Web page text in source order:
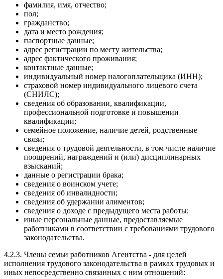
фамилия, имя, отчество;
пол;
гражданство;
дата и место рождения;
паспортные данные;
адрес регистрации по месту жительства;
адрес фактического проживания;
контактные данные;
индивидуальный номер налогоплательщика (ИНН);
страховой номер индивидуального лицевого счета
(СНИЛС);
сведения об образовании, квалификации,
профессиональной подготовке и повышении
квалификации;
семейное положение, наличие детей, родственные
связи;
сведения о трудовой деятельности, в том числе наличие
поощрений, награждений и (или) дисциплинарных
взысканий;
данные о регистрации брака;
сведения о воинском учете;
сведения об инвалидности;
сведения об удержании алиментов;
сведения о доходе с предыдущего места работы;
иные персональные данные, предоставляемые
работниками в соответствии с требованиями трудового
законодательства.
4.2.3. Члены семьи работников Агентства - для целей
исполнения трудового законодательства в рамках трудовых и
иных непосредственно связанных с ним отношений: